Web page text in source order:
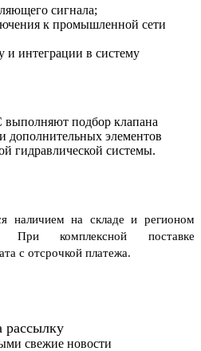
сигнала;
к промышленной сети
и интеграции в систему
подбор клапана
элементов
гидравлической системы.
наличием на складе и регионом
При комплексной поставке
с отсрочкой платежа.
рассылку
свежие новости